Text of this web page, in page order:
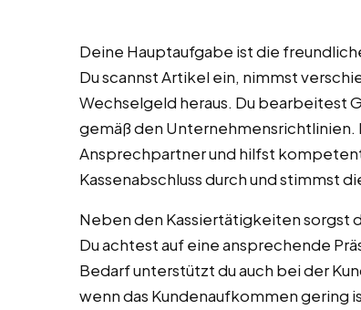
Deine Hauptaufgabe ist die
Du scannst Artikel ein, nimmst
Wechselgeld heraus. Du bearbeitest
gemäß den Unternehmensrichtlinien.
Ansprechpartner und hilfst
Kassenabschluss durch und stimmst
Neben den Kassiertätigkeiten sorgst
Du achtest auf eine ansprechende
Bedarf unterstützt du auch bei der
wenn das Kundenaufkommen gering